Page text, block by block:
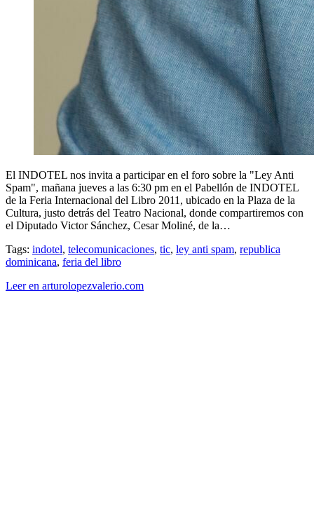
El INDOTEL nos invita a participar en el foro sobre la "Ley Anti
Spam", mañana jueves a las 6:30 pm en el Pabellón de INDOTEL
de la Feria Internacional del Libro 2011, ubicado en la Plaza de la
Cultura, justo detrás del Teatro Nacional, donde compartiremos con
el Diputado Victor Sánchez, Cesar Moliné, de la…
Tags: indotel, telecomunicaciones, tic, ley anti spam, republica
dominicana, feria del libro
Leer en arturolopezvalerio.com